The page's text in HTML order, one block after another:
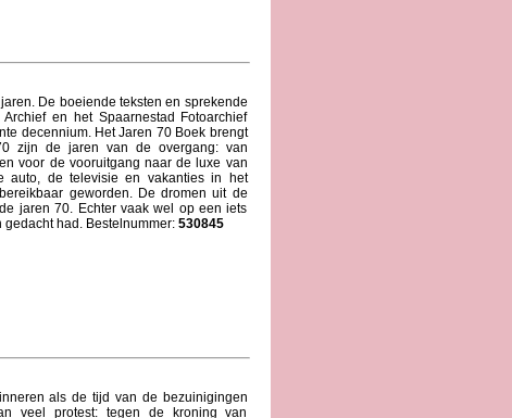
De boeiende teksten en sprekende
en het Spaarnestad Fotoarchief
decennium. Het Jaren 70 Boek brengt
zijn de jaren van de overgang: van
voor de vooruitgang naar de luxe van
auto, de televisie en vakanties in het
geworden. De dromen uit de
jaren 70. Echter vaak wel op een iets
had. Bestelnummer: 530845
als de tijd van de bezuinigingen
veel protest: tegen de kroning van